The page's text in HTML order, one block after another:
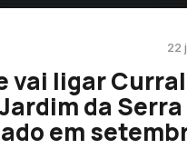
22
vai ligar
da Serra
em